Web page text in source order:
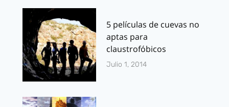
5 películas de cuevas no
aptas para
claustrofóbicos
Julio 1, 2014